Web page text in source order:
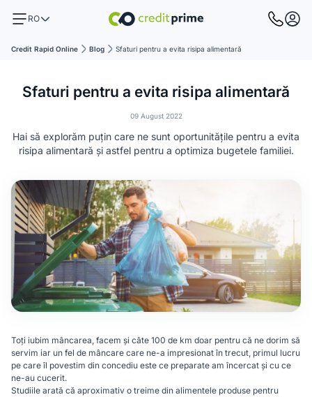
RO
Credit Rapid Online Blog Sfaturi pentru a evita risipa alimentară
Sfaturi pentru a evita risipa alimentară
09 August 2022
Hai să explorăm puțin care ne sunt oportunitățile pentru a evita
risipa alimentară și astfel pentru a optimiza bugetele familiei.
Toți iubim mâncarea, facem și câte 100 de km doar pentru că ne dorim să
servim iar un fel de mâncare care ne-a impresionat în trecut, primul lucru
pe care îl povestim din concediu este ce preparate am încercat și cu ce
ne-au cucerit.
Studiile arată că aproximativ o treime din alimentele produse pentru